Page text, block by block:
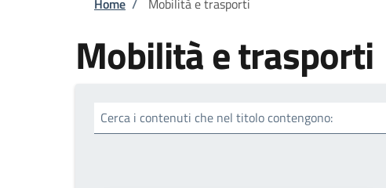
Home / Mobilità e trasporti
Mobilità e trasporti
Cerca i contenuti che nel titolo contengono: